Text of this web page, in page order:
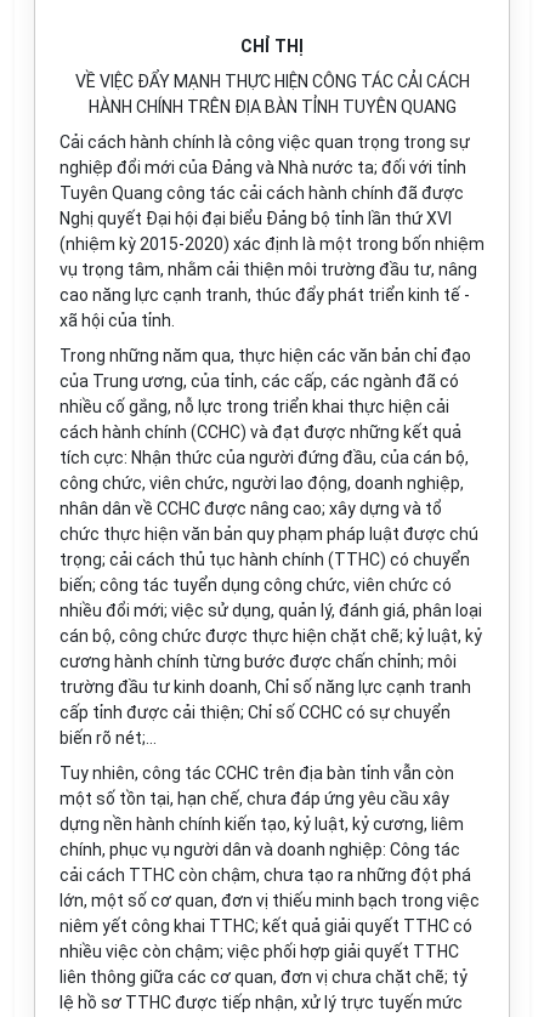
CHỈ THỊ
VỀ VIỆC ĐẨY MẠNH THỰC HIỆN CÔNG TÁC CẢI CÁCH
HÀNH CHÍNH TRÊN ĐỊA BÀN TỈNH TUYÊN QUANG
Cải cách hành chính là công việc quan trọng trong sự
nghiệp đổi mới của Đảng và Nhà nước ta; đối với tỉnh
Tuyên Quang công tác cải cách hành chính đã được
Nghị quyết Đại hội đại biểu Đảng bộ tỉnh lần thứ XVI
(nhiệm kỳ 2015-2020) xác định là một trong bốn nhiệm
vụ trọng tâm, nhằm cải thiện môi trường đầu tư, nâng
cao năng lực cạnh tranh, thúc đẩy phát triển kinh tế -
xã hội của tỉnh.
Trong những năm qua, thực hiện các văn bản chỉ đạo
của Trung ương, của tỉnh, các cấp, các ngành đã có
nhiều cố gắng, nỗ lực trong triển khai thực hiện cải
cách hành chính (CCHC) và đạt được những kết quả
tích cực: Nhận thức của người đứng đầu, của cán bộ,
công chức, viên chức, người lao động, doanh nghiệp,
nhân dân về CCHC được nâng cao; xây dựng và tổ
chức thực hiện văn bản quy phạm pháp luật được chú
trọng; cải cách thủ tục hành chính (TTHC) có chuyển
biến; công tác tuyển dụng công chức, viên chức có
nhiều đổi mới; việc sử dụng, quản lý, đánh giá, phân loại
cán bộ, công chức được thực hiện chặt chẽ; kỷ luật, kỷ
cương hành chính từng bước được chấn chỉnh; môi
trường đầu tư kinh doanh, Chỉ số năng lực cạnh tranh
cấp tỉnh được cải thiện; Chỉ số CCHC có sự chuyển
biến rõ nét;...
Tuy nhiên, công tác CCHC trên địa bàn tỉnh vẫn còn
một số tồn tại, hạn chế, chưa đáp ứng yêu cầu xây
dựng nền hành chính kiến tạo, kỷ luật, kỷ cương, liêm
chính, phục vụ người dân và doanh nghiệp: Công tác
cải cách TTHC còn chậm, chưa tạo ra những đột phá
lớn, một số cơ quan, đơn vị thiếu minh bạch trong việc
niêm yết công khai TTHC; kết quả giải quyết TTHC có
nhiều việc còn chậm; việc phối hợp giải quyết TTHC
liên thông giữa các cơ quan, đơn vị chưa chặt chẽ; tỷ
lệ hồ sơ TTHC được tiếp nhận, xử lý trực tuyến mức